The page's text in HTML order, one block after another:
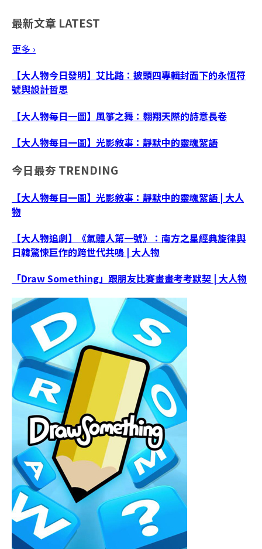
最新文章 LATEST
更多 ›
【大人物今日發明】艾比路：披頭四專輯封面下的永恆符
號與設計哲思
【大人物每日一圖】風箏之舞：翱翔天際的詩意長卷
【大人物每日一圖】光影敘事：靜默中的靈魂絮語
今日最夯 TRENDING
【大人物每日一圖】光影敘事：靜默中的靈魂絮語 | 大人
物
【大人物追劇】《氣體人第一號》：南方之星經典旋律與
日韓驚悚巨作的跨世代共鳴 | 大人物
「Draw Something」跟朋友比賽畫畫考考默契 | 大人物